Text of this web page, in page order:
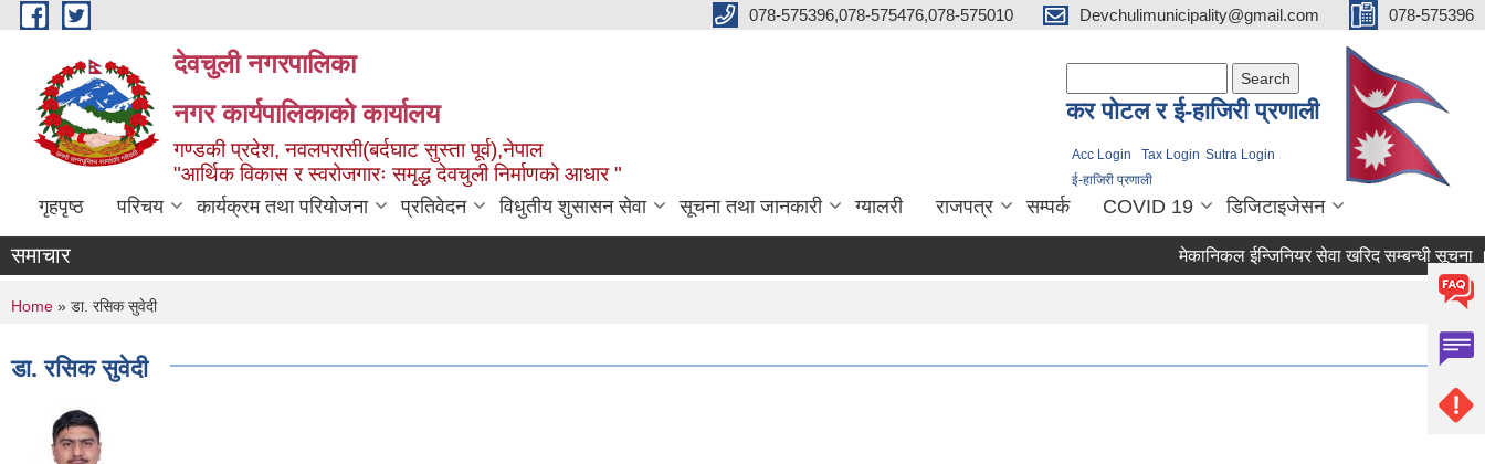
Skip to main content 078-575396,078-575476,078-575010 Devchulimunicipality@gmail.com 078-575396
देवचुली नगरपालिका
नगर कार्यपालिकाको कार्यालय
गण्डकी प्रदेश, नवलपरासी(बर्दघाट सुस्ता पूर्व),नेपाल
"आर्थिक विकास र स्वरोजगारः समृद्ध देवचुली निर्माणको आधार "
कर पाेटल र ई-हाजिरी प्रणाली
Acc Login Tax Login Sutra Login
ई-हाजिरी प्रणाली
गृहपृष्ठ परिचय कार्यक्रम तथा परियोजना प्रतिवेदन विधुतीय शुसासन सेवा सूचना तथा जानकारी ग्यालरी राजपत्र सम्पर्क COVID 19 डिजिटाइजेसन
समाचार मेकानिकल ईन्जिनियर सेवा खरिद सम्बन्धी सूचना ।
You are here
Home » डा. रसिक सुवेदी
डा. रसिक सुवेदी